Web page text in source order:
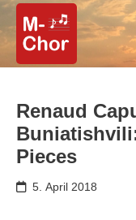
Zum
Inhalt
Renaud
Pieces
5. April 2018